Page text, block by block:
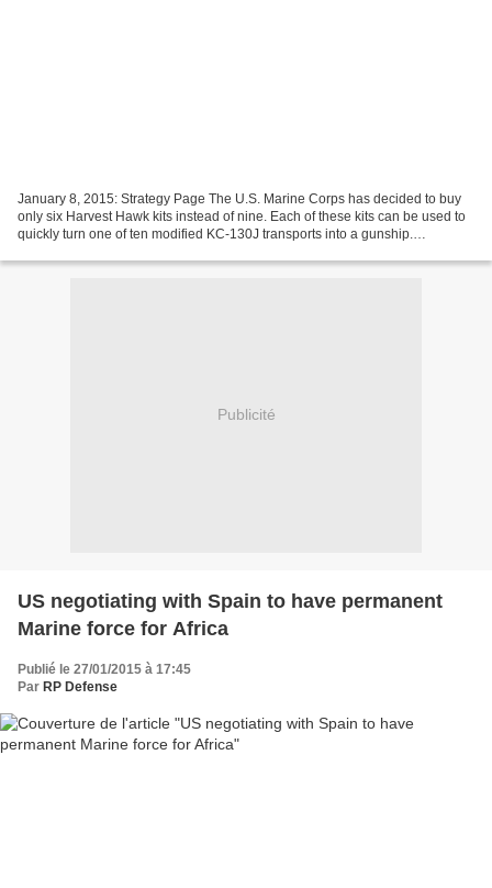
January 8, 2015: Strategy Page The U.S. Marine Corps has decided to buy
only six Harvest Hawk kits instead of nine. Each of these kits can be used to
quickly turn one of ten modified KC-130J transports into a gunship.
Publicité
US negotiating with Spain to have permanent
Marine force for Africa
Publié le 27/01/2015 à 17:45
Par RP Defense